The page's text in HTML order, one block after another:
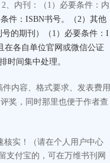
2、内刊：
（1）必要条件：内
件：ISBN书号。（2）其他
的期刊）（1）必要条件：I
在各自单位官网或微信公证
时间集中处理。
件内容、格式要求、发表费用
奖，同时那里也便于作者查
核实！（请在个人用户中心
支付宝的，可在万维书刊网